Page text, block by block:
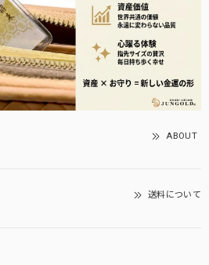
ABOUT
送料について